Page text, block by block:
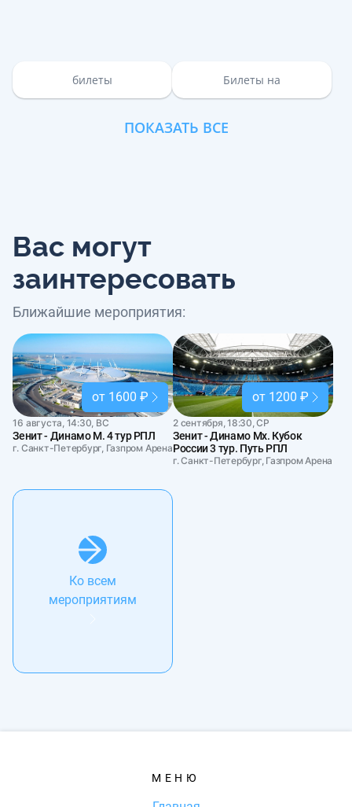
билеты Билеты на
ПОКАЗАТЬ ВСЕ
Вас могут
заинтересовать
Ближайшие мероприятия:
от 1600 ₽
16 августа, 14:30, ВС
Зенит - Динамо М. 4 тур РПЛ
г. Санкт-Петербург, Газпром Арена
от 1200 ₽
2 сентября, 18:30, СР
Зенит - Динамо Мх. Кубок
России 3 тур. Путь РПЛ
г. Санкт-Петербург, Газпром Арена
Ко всем
мероприятиям
МЕНЮ